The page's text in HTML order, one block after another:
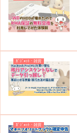
ｶﾞｼﾞｪｯﾄ・雑貨
ｶﾞｼﾞｪｯﾄ・雑貨